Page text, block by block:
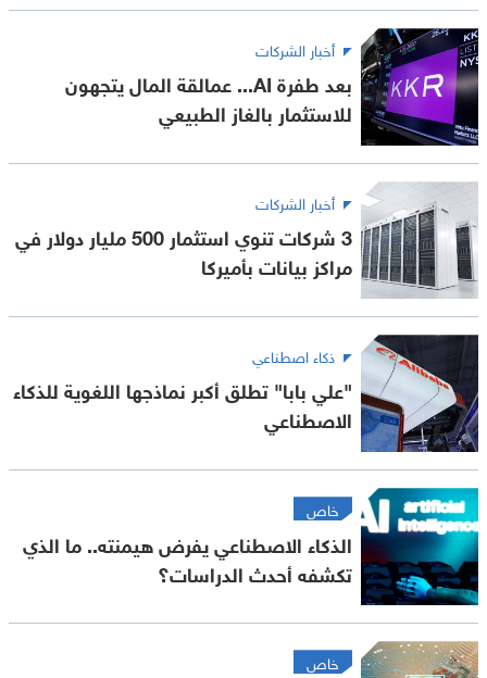
أخبار الشركات
بعد طفرة AI... عمالقة المال يتجهون
للاستثمار بالغاز الطبيعي
أخبار الشركات
3 شركات تنوي استثمار 500 مليار دولار في
مراكز بيانات بأميركا
ذكاء اصطناعي
"علي بابا" تطلق أكبر نماذجها اللغوية للذكاء
الاصطناعي
خاص
الذكاء الاصطناعي يفرض هيمنته.. ما الذي
تكشفه أحدث الدراسات؟
خاص